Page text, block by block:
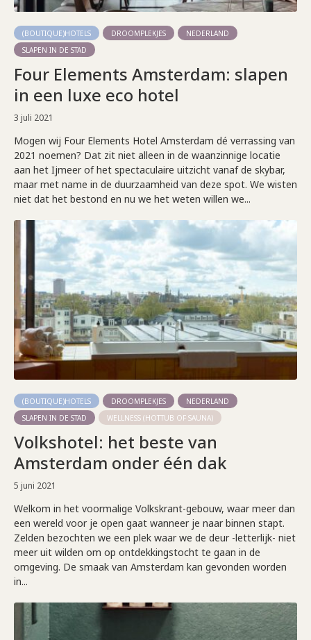
(BOUTIQUE)HOTELS DROOMPLEKJES
NEDERLAND
SLAPEN IN DE STAD
Four Elements Amsterdam: slapen
in een luxe eco hotel
3 juli 2021
Mogen wij Four Elements Hotel Amsterdam dé verrassing van
2021 noemen? Dat zit niet alleen in de waanzinnige locatie
aan het Ijmeer of het spectaculaire uitzicht vanaf de skybar,
maar met name in de duurzaamheid van deze spot. We wisten
niet dat het bestond en nu we het weten willen we...
(BOUTIQUE)HOTELS DROOMPLEKJES
NEDERLAND
SLAPEN IN DE STAD
WELLNESS (HOTTUB OF SAUNA)
Volkshotel: het beste van
Amsterdam onder één dak
5 juni 2021
Welkom in het voormalige Volkskrant-gebouw, waar meer dan
een wereld voor je open gaat wanneer je naar binnen stapt.
Zelden bezochten we een plek waar we de deur -letterlijk- niet
meer uit wilden om op ontdekkingstocht te gaan in de
omgeving. De smaak van Amsterdam kan gevonden worden
in...